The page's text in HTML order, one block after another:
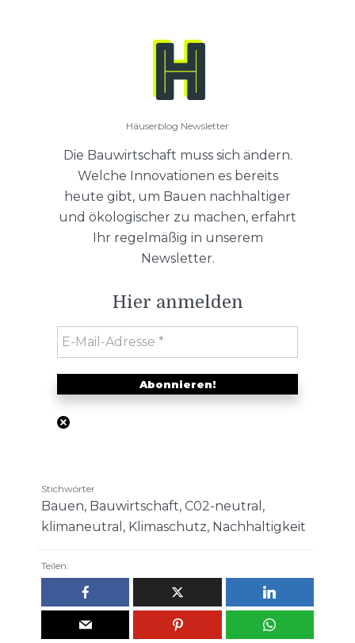
Häuserblog Newsletter
Die Bauwirtschaft muss sich ändern.
Welche Innovationen es bereits
heute gibt, um Bauen nachhaltiger
und ökologischer zu machen, erfahrt
Ihr regelmäßig in unserem
Newsletter.
Hier anmelden
Stichwörter
Bauen, Bauwirtschaft, C02-neutral ,
klimaneutral , Klimaschutz, Nachhaltigkeit
Teilen: